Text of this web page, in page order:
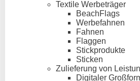
Textile Werbeträger
BeachFlags
Werbefahnen
Fahnen
Flaggen
Stickprodukte
Sticken
Zulieferung von
Digitaler